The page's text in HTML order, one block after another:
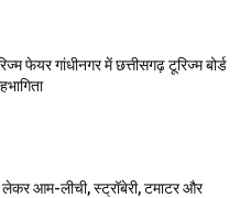
फेयर गांधीनगर में छत्तीसगढ़ टूरिज्म बोर्ड
आम-लीची, स्ट्रॉबेरी, टमाटर और